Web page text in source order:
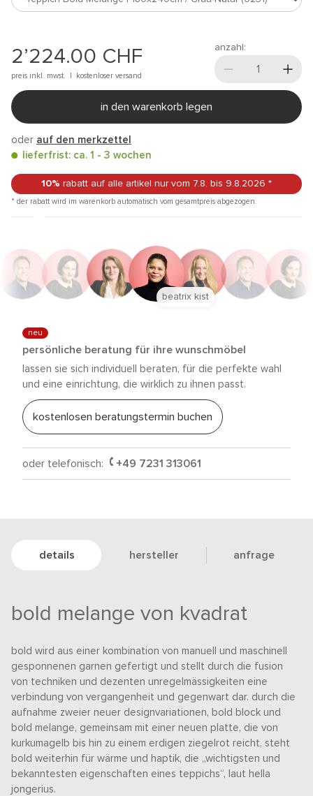
2’224.00 CHF
preis inkl. mwst. | kostenloser versand
anzahl:
in den warenkorb legen
oder auf den merkzettel
lieferfrist: ca. 1 - 3 wochen
10% rabatt auf alle artikel nur vom 7.8. bis 9.8.2026 *
* der rabatt wird im warenkorb automatisch vom gesamtpreis abgezogen.
neu
persönliche beratung für ihre wunschmöbel
lassen sie sich individuell beraten, für die perfekte wahl
und eine einrichtung, die wirklich zu ihnen passt.
kostenlosen beratungstermin buchen
oder telefonisch: +49 7231 313061
beatrix kist
details hersteller anfrage
bold melange von kvadrat
bold wird aus einer kombination von manuell und maschinell
gesponnenen garnen gefertigt und stellt durch die fusion
von techniken und dezenten unregelmässigkeiten eine
verbindung von vergangenheit und gegenwart dar. durch die
aufnahme zweier neuer designvariationen, bold block und
bold melange, gemeinsam mit einer neuen platte, die von
kurkumagelb bis hin zu einem erdigen ziegelrot reicht, steht
bold weiterhin für wärme und haptik, die „wichtigsten und
bekanntesten eigenschaften eines teppichs“, laut hella
jongerius.